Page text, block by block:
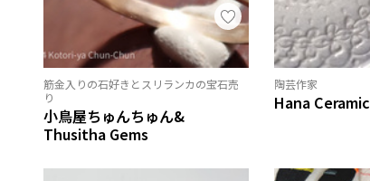
筋金入りの石好きとスリランカの宝石売
り
小鳥屋ちゅんちゅん&
Thusitha Gems
陶芸作家
Hana Ceramic